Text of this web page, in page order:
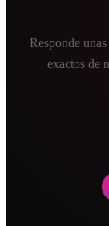
Responde
exactos de